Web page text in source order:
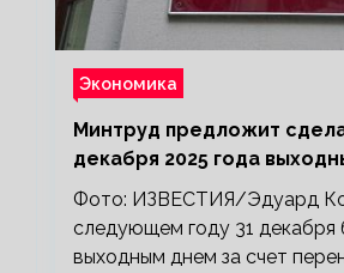
Экономика
Минтруд предложит
декабря 2025 года
Фото: ИЗВЕСТИЯ/Эдуард
следующем году 31 декабря
выходным днем за счет